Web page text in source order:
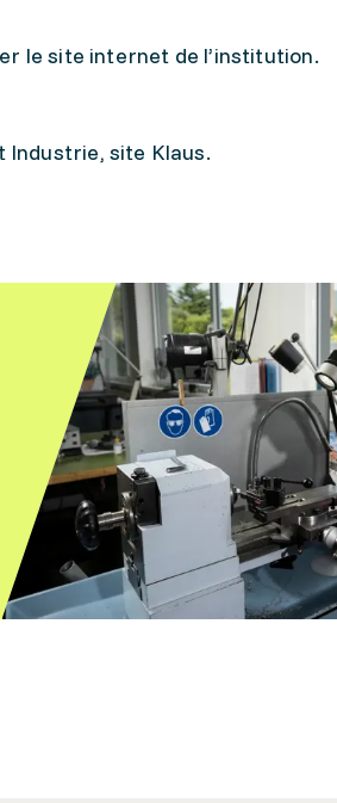
le site internet de l’institution.
Industrie, site Klaus.